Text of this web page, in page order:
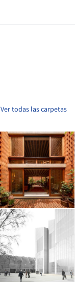
Ver todas las carpetas